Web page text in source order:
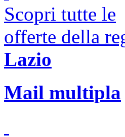
Scopri tutte le
offerte della
Lazio
Mail multipla